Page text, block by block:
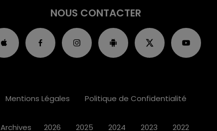
NOUS CONTACTER
Mentions Légales Politique de Confidentialité
Archives 2026 2025 2024 2023 2022